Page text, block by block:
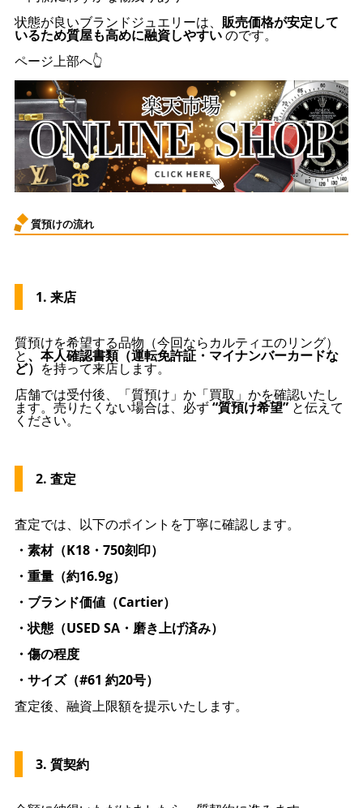
状態が良いブランドジュエリーは、 販売価格が安定して
いるため質屋も高めに融資しやすいのです。
ページ上部へ👆
質預けの流れ
1. 来店
質預けを希望する品物（今回ならカルティエのリング）
と、本人確認書類（運転免許証・マイナンバーカードな
ど） を持って来店します。
店舗では受付後、「質預け」か「買取」かを確認いたし
ます。売りたくない場合は、必ず“質預け希望” と伝えて
ください。
2. 査定
査定では、以下のポイントを丁寧に確認します。
・素材（K18・750刻印）
・重量（約16.9g）
・ブランド価値（Cartier）
・状態（USED SA・磨き上げ済み）
・傷の程度
・サイズ（#61 約20号）
査定後、融資上限額を提示いたします。
3. 質契約